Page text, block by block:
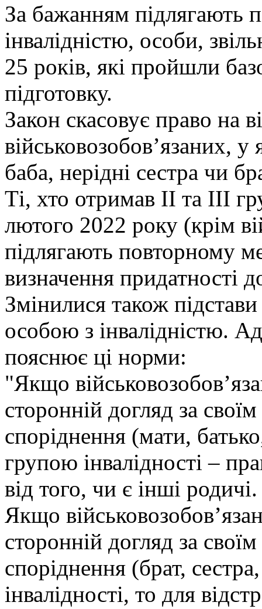
За бажанням підлягають
інвалідністю, особи,
25 років, які пройшли
підготовку.
Закон скасовує право на
військовозобов’язаних, у
баба, нерідні сестра чи
Ті, хто отримав ІІ та ІІІ
лютого 2022 року (крім
підлягають повторному
визначення придатності
Змінилися також
особою з інвалідністю.
пояснює ці норми:
"Якщо
сторонній догляд за
споріднення (мати,
групою інвалідності –
від того, чи є інші родичі.
Якщо
сторонній догляд за
споріднення (брат,
інвалідності, то для